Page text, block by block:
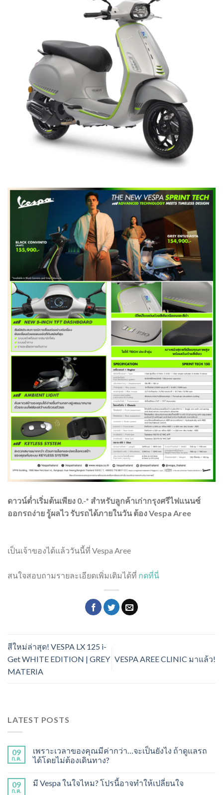
ดาวน์ต่ำเริ่มต้นเพียง 0.-* สำหรับลูกค้าเก่ากรุงศรีไฟแนนซ์
ออกรถง่าย รู้ผลไว รับรถได้ภายในวัน ต้อง Vespa Aree
เป็นเจ้าของได้แล้ววันนี้ที่ Vespa Aree
สนใจสอบถามรายละเอียดเพิ่มเติมได้ที่ กดที่นี่
สีใหม่ล่าสุด! VESPA LX 125 i-
Get WHITE EDITION | GREY
MATERIA
VESPA AREE CLINIC มาแล้ว!
LATEST POSTS
09
ก.ค.
เพราะเวลาของคุณมีค่ากว่า…จะเป็นยังไง ถ้าดูแลรถ
ได้โดยไม่ต้องเดินทาง?
09
ก.ค.
มี Vespa ในใจไหม? โปรนี้อาจทำให้เปลี่ยนใจ